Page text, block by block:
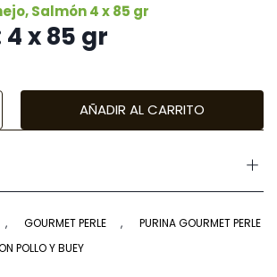
Salmón 4 x 85 gr
x 85 gr
AÑADIR AL CARRITO
, GOURMET PERLE ,
PURINA GOURMET PERLE
POLLO Y BUEY